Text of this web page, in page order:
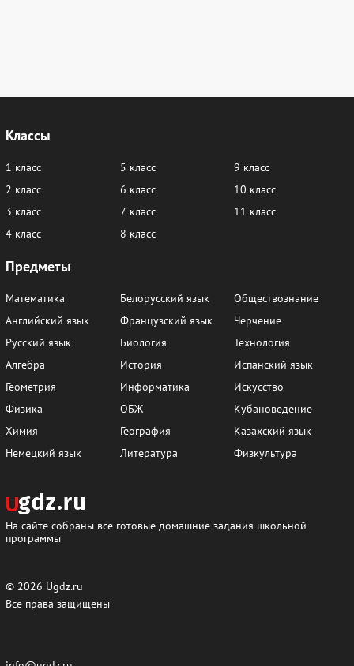
Классы
1 класс
2 класс
3 класс
4 класс
5 класс
6 класс
7 класс
8 класс
9 класс
10 класс
11 класс
Предметы
Математика
Английский язык
Русский язык
Алгебра
Геометрия
Физика
Химия
Немецкий язык
Белорусский язык
Французский язык
Биология
История
Информатика
ОБЖ
География
Литература
Обществознание
Черчение
Технология
Испанский язык
Искусство
Кубановедение
Казахский язык
Физкультура
На сайте собраны все готовые домашние задания школьной
программы
© 2026 Ugdz.ru
Все права защищены